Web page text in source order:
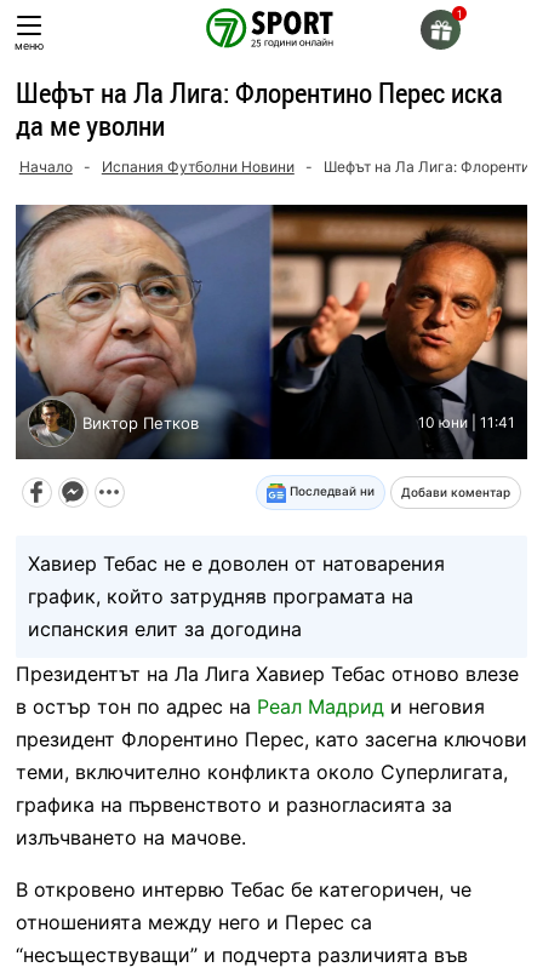
Skip
toменю
Шефът на Ла Лига: Флорентино Перес иска
да ме уволни
Начало - Испания Футболни Новини - Шефът на Ла Лига:
Виктор Петков 10 юни | 11:41
Последвай ни Добави коментар
Хавиер Тебас не е доволен от натоварения
график, който затрудняв програмата на
испанския елит за догодина
Президентът на Ла Лига Хавиер Тебас отново влезе
в остър тон по адрес на Реал Мадриди неговия
президент Флорентино Перес, като засегна ключови
теми, включително конфликта около Суперлигата,
графика на първенството и разногласията за
излъчването на мачове.
В откровено интервю Тебас бе категоричен, че
отношенията между него и Перес са
“несъществуващи” и подчерта различията във